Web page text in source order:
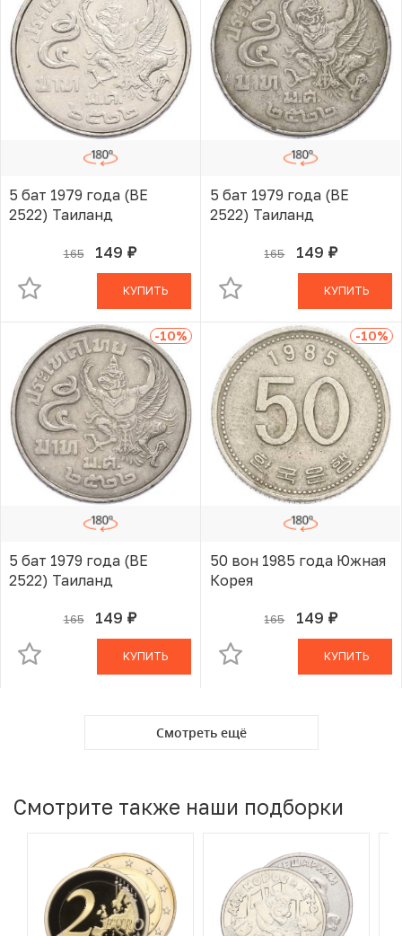
5 бат 1979 года (BE
2522) Таиланд
165 149 руб.
В КОРЗИНЕ
КУПИТЬ
5 бат 1979 года (BE
2522) Таиланд
165 149 руб.
В КОРЗИНЕ
КУПИТЬ
-10%
5 бат 1979 года (BE
2522) Таиланд
165 149 руб.
В КОРЗИНЕ
КУПИТЬ
-10%
50 вон 1985 года Южная
Корея
165 149 руб.
В КОРЗИНЕ
КУПИТЬ
Смотреть ещё
Смотрите также наши подборки